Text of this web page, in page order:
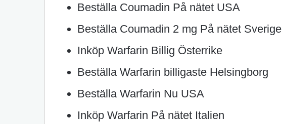
Beställa Coumadin På nätet USA
Beställa Coumadin 2 mg På nätet Sverige
Inköp Warfarin Billig Österrike
Beställa Warfarin billigaste Helsingborg
Beställa Warfarin Nu USA
Inköp Warfarin På nätet Italien